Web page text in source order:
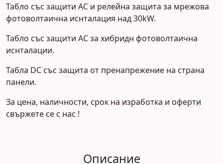
Табло със защити AC и релейна защита за мрежова
фотоволтаична иснталация над 30kW.
Табло със защити AC за хибридн фотоволтаична
иснталации.
Табла DC със защита от пренапрежение на страна
панели.
За цена, наличности, срок на изработка и оферти
свържете се с нас !
Описание